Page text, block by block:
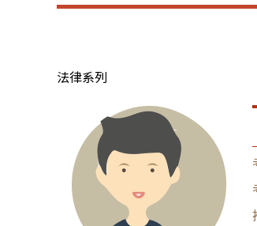
法律系列